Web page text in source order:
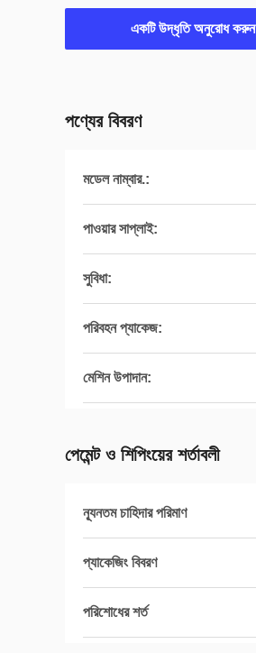
একটি উদ্ধৃতি অনুরোধ করুন
পণ্যের বিবরণ
মডেল নাম্বার.:
পাওয়ার সাপ্লাই:
সুবিধা:
পরিবহন প্যাকেজ:
মেশিন উপাদান:
পেমেন্ট ও শিপিংয়ের শর্তাবলী
ন্যূনতম চাহিদার পরিমাণ
প্যাকেজিং বিবরণ
পরিশোধের শর্ত